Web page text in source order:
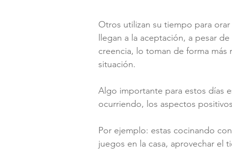
Otros utilizan su tiempo para
llegan a la aceptación, a pesar
creencia, lo toman de forma más
situación.
Algo importante para estos días
ocurriendo, los aspectos
Por ejemplo: estas cocinando
juegos en la casa, aprovechar el